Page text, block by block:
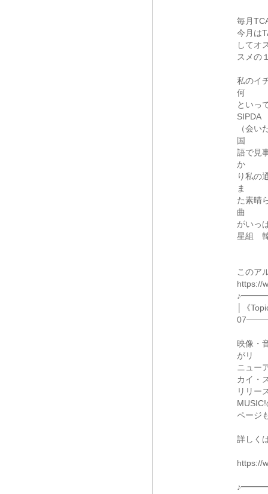
毎月
今月は
してオ
スメの
私のイ
何
といっ
SIPDA
（会
国
語で見
か
り私の
ま
た素晴
曲
がいっ
星組 韓
このア
https://
│《
映像・
がリ
ニュー
カイ・
リリー
MUSIC!
ページ
詳しく
https://